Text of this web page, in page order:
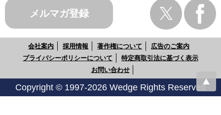
メルマガ登録
会社案内 採用情報 著作権について
広告のご案内
プライバシーポリシーについて
特定商取引法に基づく表示
お問い合わせ
Copyright © 1997-2026 Wedge Rights Reserved